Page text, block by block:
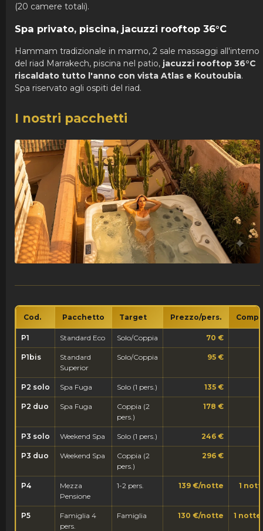
(20 camere totali).
Spa privato, piscina, jacuzzi rooftop 36°C
Hammam tradizionale in marmo, 2 sale massaggi all'interno
del riad Marrakech, piscina nel patio, jacuzzi rooftop 36°C
riscaldato tutto l'anno con vista Atlas e Koutoubia.
Spa riservato agli ospiti del riad.
I nostri pacchetti
Cod. Pacchetto Target Prezzo/pers.
P1 Standard Eco Solo/Coppia 70 €
P1bis
Standard
Superior
Solo/Coppia 95 €
P2 solo Spa Fuga Solo (1 pers.) 135 €
P2 duo Spa Fuga
Coppia (2
pers.)
178 €
P3 solo Weekend Spa Solo (1 pers.) 246 €
P3 duo Weekend Spa
Coppia (2
pers.)
296 €
P4
Mezza
Pensione
1-2 pers. 139 €/notte 1
P5
Famiglia 4
pers.
Famiglia 130 €/notte 1 notte